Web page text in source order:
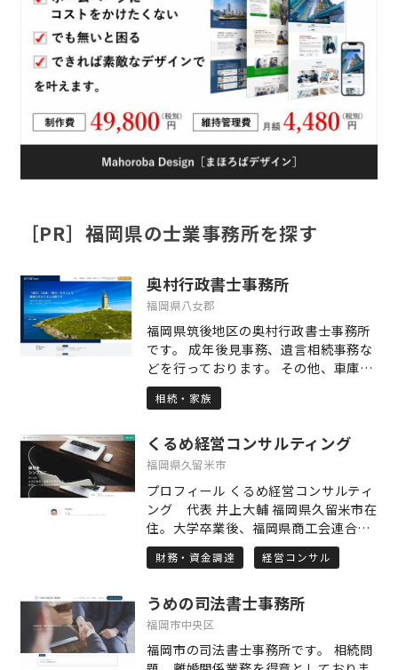
［PR］福岡県の士業事務所を探す
奥村行政書士事務所
福岡県八女郡
福岡県筑後地区の奥村行政書士事務所
です。 成年後見事務、遺言相続事務な
どを行っております。 その他、車庫証
明、自動車登録も取り扱っています。
地域の皆様に寄り添い、丁寧かつ迅速
「確実」「迅速」、 略して「SKG48」
を旨として頑張って参ります。 他士業
ます。 どうぞ宜しくお願い申し上げま
す。
相続・家族
くるめ経営コンサルティング
福岡県久留米市
プロフィール くるめ経営コンサルティ
ング 代表 井上大輔 福岡県久留米市在
住。大学卒業後、福岡県商工会連合会
に勤務。中小企業支援に20年間従事す
る。 販路開拓、資金繰り、人材育成な
るITと会計の知識を活かして支援。
「経営をシンプルに」をスローガンに
経営改善に取り組む。 取得資格 中小企
業診断士、1級販売士、2級ファイナン
財務・資金調達 経営コンサル
うめの司法書士事務所
福岡市中央区
福岡市の司法書士事務所です。 相続問